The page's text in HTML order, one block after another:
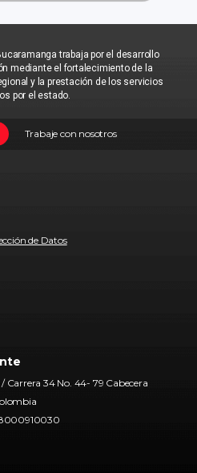
trabaja por el desarrollo
mediante el fortalecimiento de la
y la prestación de los servicios
por el estado.
Trabaje con nosotros
de Datos
Carrera 34 No. 44- 79 Cabecera